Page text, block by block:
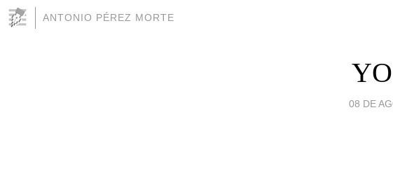
ANTONIO PÉREZ MORTE
08 DE